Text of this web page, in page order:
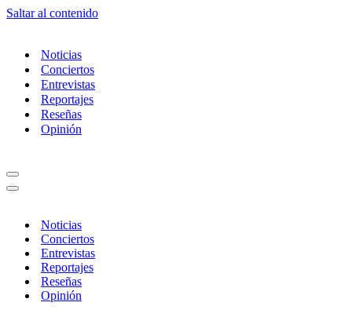
Saltar al contenido
Noticias
Conciertos
Entrevistas
Reportajes
Reseñas
Opinión
Menú
de
Menú
Noticias
Conciertos
Entrevistas
Reportajes
Reseñas
Opinión